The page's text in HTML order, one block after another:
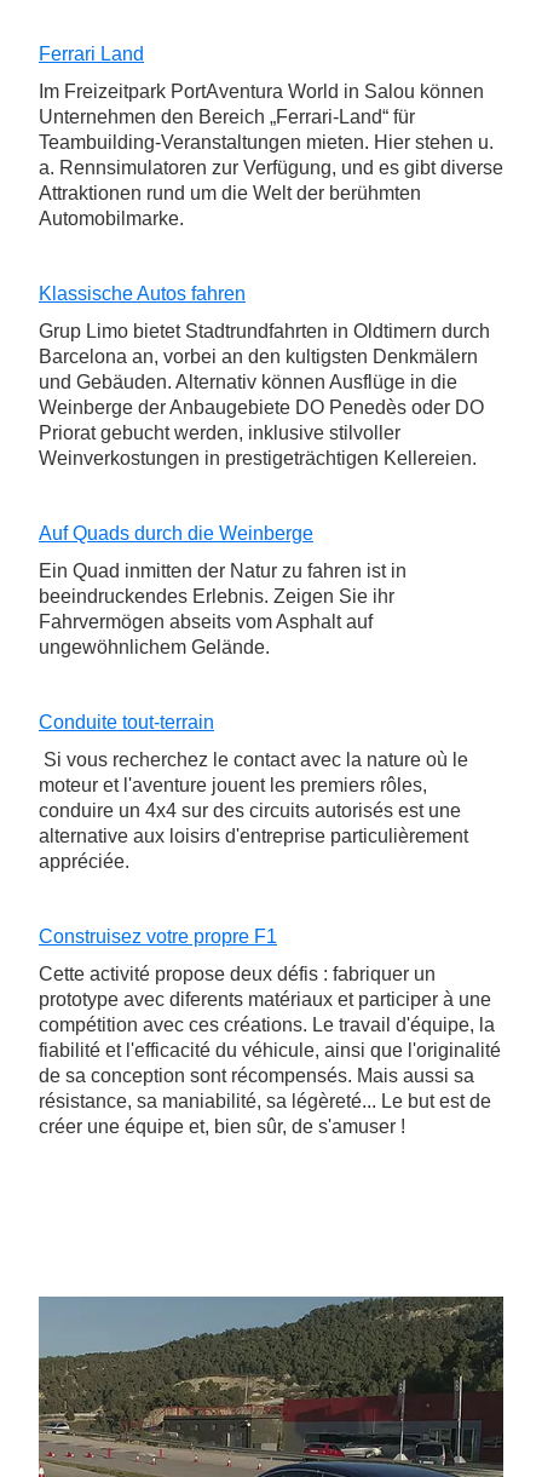
Ferrari Land
Im Freizeitpark PortAventura World in Salou können
Unternehmen den Bereich „Ferrari-Land“ für
Teambuilding-Veranstaltungen mieten. Hier stehen u.
a. Rennsimulatoren zur Verfügung, und es gibt diverse
Attraktionen rund um die Welt der berühmten
Automobilmarke.
Klassische Autos fahren
Grup Limo bietet Stadtrundfahrten in Oldtimern durch
Barcelona an, vorbei an den kultigsten Denkmälern
und Gebäuden. Alternativ können Ausflüge in die
Weinberge der Anbaugebiete DO Penedès oder DO
Priorat gebucht werden, inklusive stilvoller
Weinverkostungen in prestigeträchtigen Kellereien.
Auf Quads durch die Weinberge
Ein Quad inmitten der Natur zu fahren ist in
beeindruckendes Erlebnis. Zeigen Sie ihr
Fahrvermögen abseits vom Asphalt auf
ungewöhnlichem Gelände.
Conduite tout-terrain
Si vous recherchez le contact avec la nature où le
moteur et l'aventure jouent les premiers rôles,
conduire un 4x4 sur des circuits autorisés est une
alternative aux loisirs d'entreprise particulièrement
appréciée.
Construisez votre propre F1
Cette activité propose deux défis : fabriquer un
prototype avec diferents matériaux et participer à une
compétition avec ces créations. Le travail d'équipe, la
fiabilité et l'efficacité du véhicule, ainsi que l'originalité
de sa conception sont récompensés. Mais aussi sa
résistance, sa maniabilité, sa légèreté... Le but est de
créer une équipe et, bien sûr, de s'amuser !